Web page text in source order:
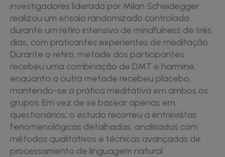
investigadores liderada por Milan Scheidegger
realizou um ensaio randomizado controlado
durante um retiro intensivo de mindfulness de três
dias, com praticantes experientes de meditação.
Durante o retiro, metade dos participantes
recebeu uma combinação de DMT e harmine,
enquanto a outra metade recebeu placebo,
mantendo-se a prática meditativa em ambos os
grupos. Em vez de se basear apenas em
questionários, o estudo recorreu a entrevistas
fenomenológicas detalhadas, analisadas com
métodos qualitativos e técnicas avançadas de
processamento de linguagem natural.